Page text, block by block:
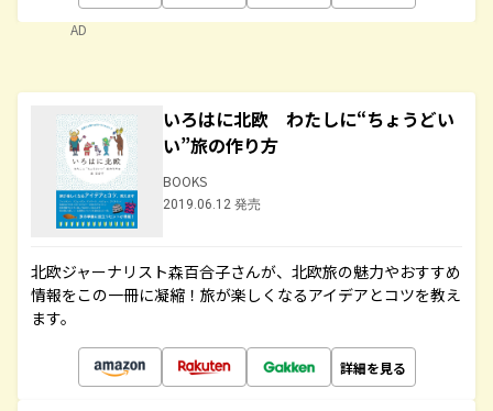
AD
いろはに北欧 わたしに“ちょうどい
い”旅の作り方
BOOKS
2019.06.12 発売
北欧ジャーナリスト森百合子さんが、北欧旅の魅力やおすすめ
情報をこの一冊に凝縮！旅が楽しくなるアイデアとコツを教え
ます。
詳細を見る